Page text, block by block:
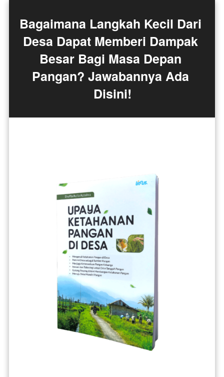
Bagaimana Langkah Kecil Dari
Desa Dapat Memberi Dampak
Besar Bagi Masa Depan
Pangan? Jawabannya Ada
Disini!